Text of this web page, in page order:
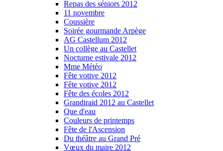
Repas des séniors 2012
11 novembre
Coussière
Soirée gourmande Arpège
AG Castellum 2012
Un collège au Castellet
Nocturne estivale 2012
Mme Météo
Fête votive 2012
Fête votive 2012
Fête des écoles 2012
Grandiraid 2012 au Castellet
Que d'eau
Couleurs de printemps
Fête de l'Ascension
Du théâtre au Grand Pré
Vœux du maire 2012